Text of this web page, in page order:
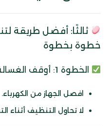
ثالثًا: أفضل طريقة
خطوة بخطوة
الخطوة 1: أوقف الغسالة تمامًا
افصل الجهاز من الكهرباء.
لا تحاول التنظيف أثناء